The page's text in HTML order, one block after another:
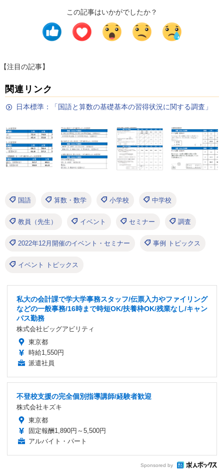
この記事はいかがでしたか？
【注目の記事】
関連リンク
日本標準：「国語と算数の基礎基本の習得状況に関する調査」
国語 算数・数学 小学校 中学校
教員（先生） イベント セミナー 調査
2022年12月開催のイベント・セミナー 事例 トピックス
イベント トピックス
私大の会計課で学大学事務スタッフ/伝票入力やファイリング
などの一般事務/16時まで時短OK/扶養枠OK/残業なし/キャン
パス勤務
株式会社ビッグアビリティ
東京都
時給1,550円
派遣社員
不登校支援の完全個別指導講師/経験者歓迎
株式会社キズキ
東京都
固定報酬1,890円～5,500円
アルバイト・パート
Sponsored by